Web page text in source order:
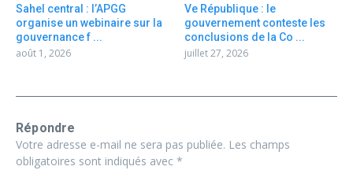
Sahel central : l’APGG
organise un webinaire sur la
gouvernance f ...
août 1, 2026
Ve République : le
gouvernement conteste les
conclusions de la Co ...
juillet 27, 2026
Répondre
Votre adresse e-mail ne sera pas publiée. Les champs
obligatoires sont indiqués avec *